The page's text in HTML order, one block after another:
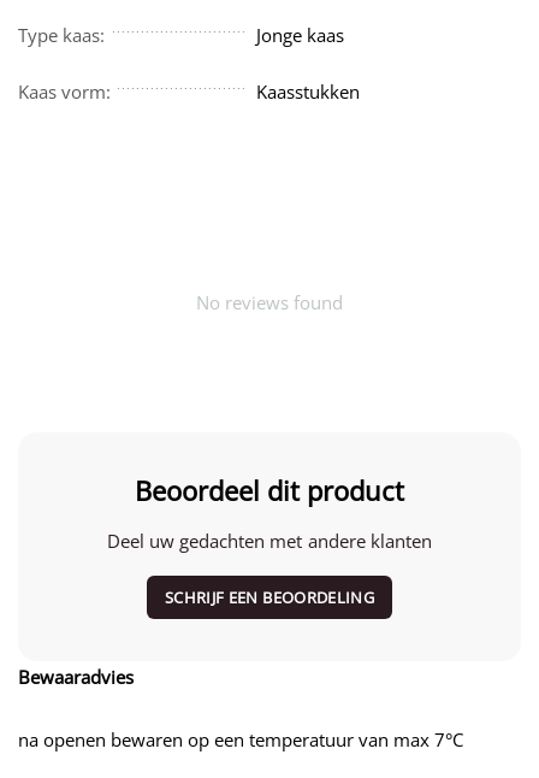
Type kaas: Jonge kaas
Kaas vorm: Kaasstukken
No reviews found
Beoordeel dit product
Deel uw gedachten met andere klanten
SCHRIJF EEN BEOORDELING
Bewaaradvies
na openen bewaren op een temperatuur van max 7°C